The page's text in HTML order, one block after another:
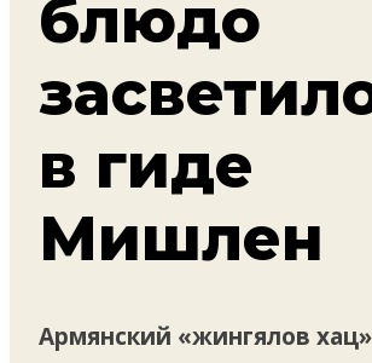
блюдо
в гиде
Мишлен
Армянский «жингялов